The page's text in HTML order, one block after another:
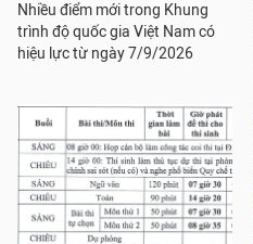
Nhiều điểm mới trong Khung
trình độ quốc gia Việt Nam có
hiệu lực từ ngày 7/9/2026